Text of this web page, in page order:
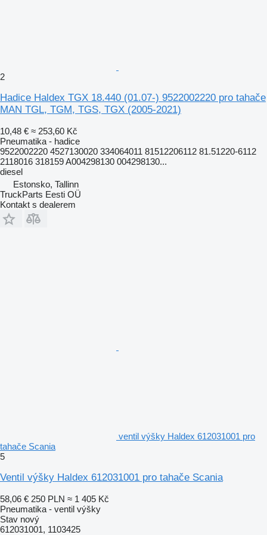
2
Hadice Haldex TGX 18.440 (01.07-) 9522002220 pro tahače
MAN TGL, TGM, TGS, TGX (2005-2021)
10,48 € ≈ 253,60 Kč
Pneumatika - hadice
9522002220 4527130020 334064011 81512206112 81.51220-6112
2118016 318159 A004298130 004298130...
diesel
Estonsko, Tallinn
TruckParts Eesti OÜ
Kontakt s dealerem
ventil výšky Haldex 612031001 pro
tahače Scania
5
Ventil výšky Haldex 612031001 pro tahače Scania
58,06 € 250 PLN ≈ 1 405 Kč
Pneumatika - ventil výšky
Stav nový
612031001, 1103425